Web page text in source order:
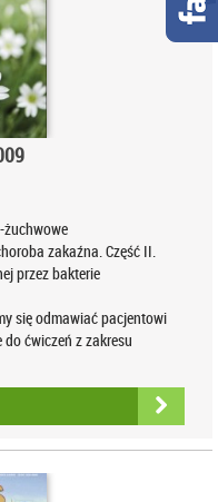
zakaźna. Część II.
przez bakterie
się odmawiać pacjentowi
do ćwiczeń z zakresu